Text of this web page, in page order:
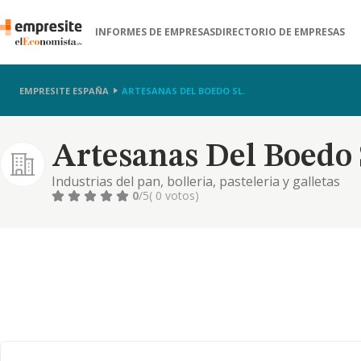
INFORMES DE EMPRESASDIRECTORIO DE EMPRESAS
EMPRESITE ESPAÑA ARTESANAS DEL BOEDO SL.
Artesanas Del Boedo
Industrias del pan, bolleria, pasteleria y galletas
0/5( 0 votos)